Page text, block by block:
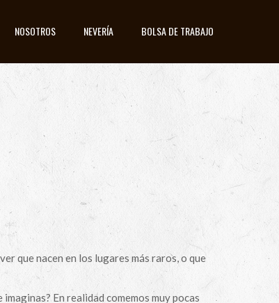
NOSOTROS NEVERÍA BOLSA DE TRABAJO
que nacen en los lugares más raros, o que
En realidad comemos muy pocas